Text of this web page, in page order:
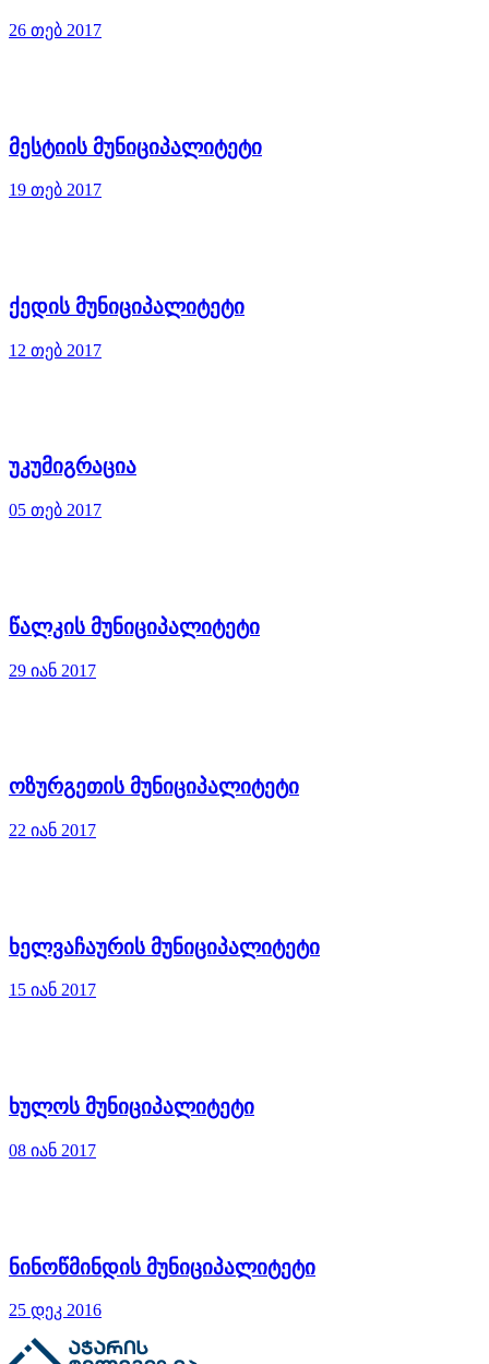
26 თებ 2017
მესტიის მუნიციპალიტეტი
19 თებ 2017
ქედის მუნიციპალიტეტი
12 თებ 2017
უკუმიგრაცია
05 თებ 2017
წალკის მუნიციპალიტეტი
29 იან 2017
ოზურგეთის მუნიციპალიტეტი
22 იან 2017
ხელვაჩაურის მუნიციპალიტეტი
15 იან 2017
ხულოს მუნიციპალიტეტი
08 იან 2017
ნინოწმინდის მუნიციპალიტეტი
25 დეკ 2016